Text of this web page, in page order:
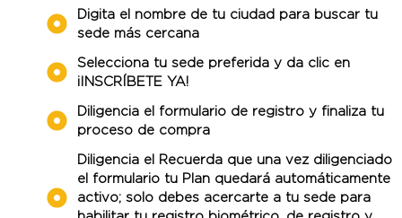
Digita el nombre de tu ciudad para buscar tu
sede más cercana
Selecciona tu sede preferida y da clic en
¡INSCRÍBETE YA!
Diligencia el formulario de registro y finaliza tu
proceso de compra
Diligencia el Recuerda que una vez diligenciado
el formulario tu Plan quedará automáticamente
activo; solo debes acercarte a tu sede para